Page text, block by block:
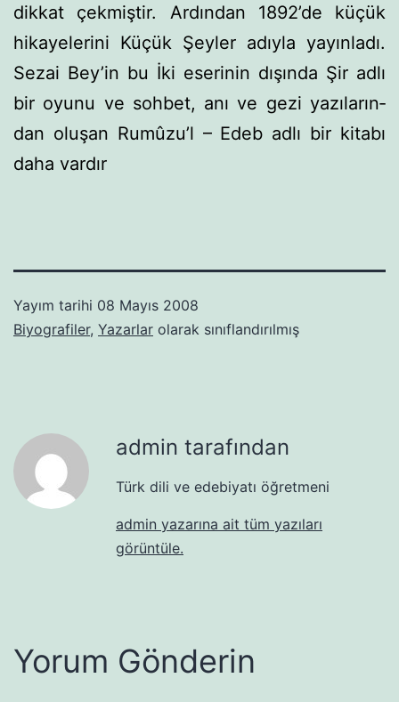
dikkat çekmiştir. Ardından 1892’de küçük
hikayele­rini Küçük Şeyler adıyla yayınladı.
Sezai Bey’in bu İki eseri­nin dışında Şir adlı
bir oyunu ve sohbet, anı ve gezi yazıların­
dan oluşan Rumûzu’l – Edeb adlı bir kitabı
daha vardır
Yayım tarihi 08 Mayıs 2008
Biyografiler, Yazarlar olarak sınıflandırılmış
admin tarafından
Türk dili ve edebiyatı öğretmeni
admin yazarına ait tüm yazıları
görüntüle.
Yorum Gönderin